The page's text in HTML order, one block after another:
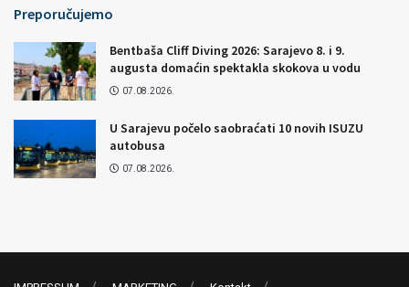
Preporučujemo
Bentbaša Cliff Diving 2026: Sarajevo 8. i 9.
augusta domaćin spektakla skokova u vodu
07.08.2026.
U Sarajevu počelo saobraćati 10 novih ISUZU
autobusa
07.08.2026.